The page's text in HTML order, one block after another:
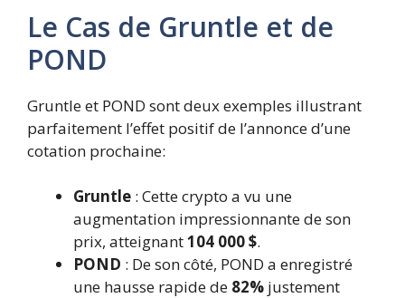
Le Cas de Gruntle et de
POND
Gruntle et POND sont deux exemples illustrant
parfaitement l’effet positif de l’annonce d’une
cotation prochaine:
Gruntle : Cette crypto a vu une
augmentation impressionnante de son
prix, atteignant104 000 $.
POND : De son côté, POND a enregistré
une hausse rapide de 82% justement